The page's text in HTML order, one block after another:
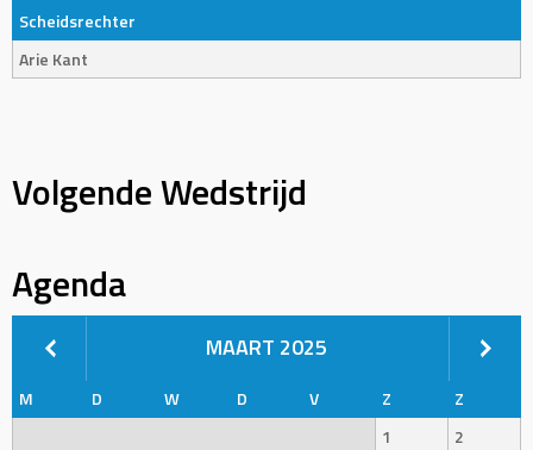
Scheidsrechter
Arie Kant
Volgende Wedstrijd
Agenda
MAART 2025
M D W D V Z
Z
1
2